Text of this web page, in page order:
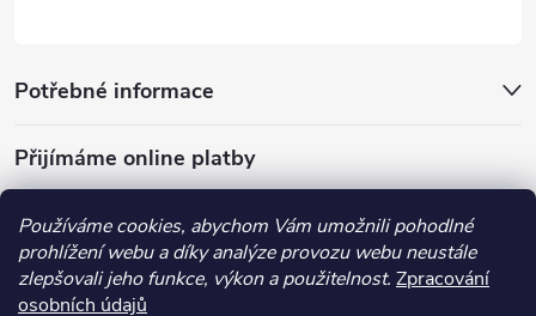
Používáme cookies, abychom Vám umožnili pohodlné
prohlížení webu a díky analýze provozu webu neustále
zlepšovali jeho funkce, výkon a použitelnost. Zpracování
osobních údajů
Potřebné informace
Přijímáme online platby
Obchodní podmínky Průvodce nákupem
Kontakt